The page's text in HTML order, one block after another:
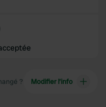
? Modifier l’info